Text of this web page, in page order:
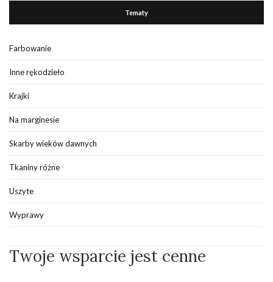
Tematy
Farbowanie
Inne rękodzieło
Krajki
Na marginesie
Skarby wieków dawnych
Tkaniny różne
Uszyte
Wyprawy
Twoje wsparcie jest cenne